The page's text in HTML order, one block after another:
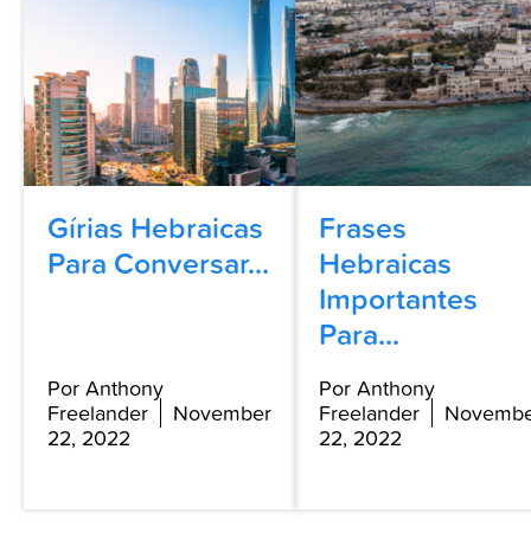
Gírias Hebraicas
Para Conversar...
Por Anthony
Freelander
November
22, 2022
Frases
Hebraicas
Importantes
Para...
Por Anthony
Freelander
22, 2022